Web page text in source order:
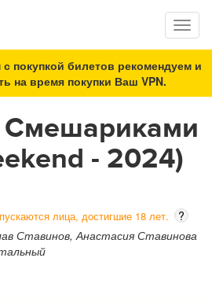
покупкой билетов рекомендуем и
на время покупки Ваш VPN.
Смешариками
- 2024)
лица, достигшие 18 лет.
?
Ставинов, Анастасия Ставинова